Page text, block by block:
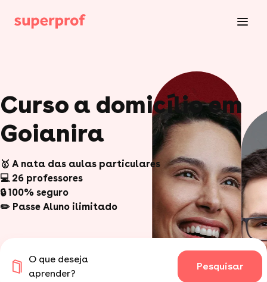
Curso a domicílio em
Goianira
🥇 A nata das aulas particulares
💻 26 professores
🔒 100% seguro
✏️ Passe Aluno ilimitado
O que deseja
aprender?
Pesquisar